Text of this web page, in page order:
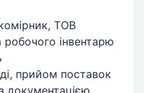
ТОВ
інвентарю
прийом поставок
документацією